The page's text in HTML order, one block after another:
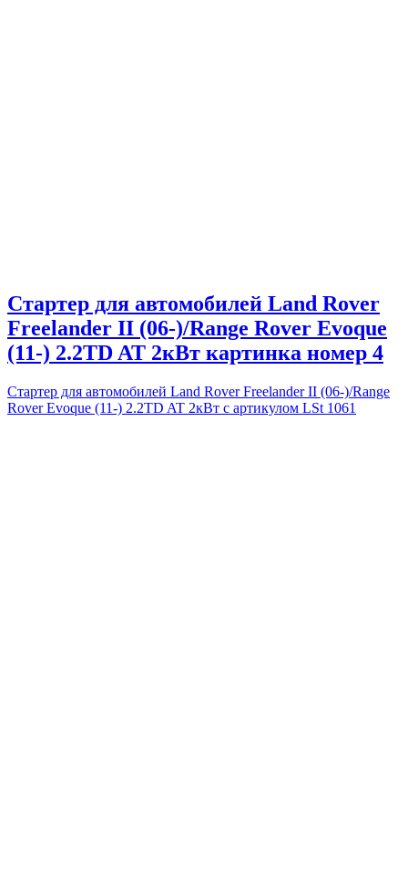
Стартер для автомобилей Land Rover
Freelander II (06-)/Range Rover Evoque
(11-) 2.2TD AT 2кВт картинка номер 4
Стартер для автомобилей Land Rover Freelander II (06-)/Range
Rover Evoque (11-) 2.2TD AT 2кВт с артикулом LSt 1061